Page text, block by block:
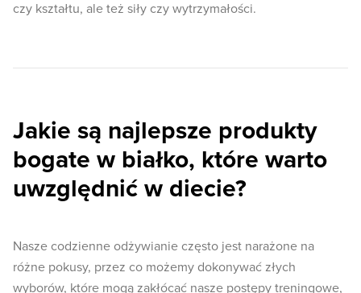
czy kształtu, ale też siły czy wytrzymałości.
Jakie są najlepsze produkty
bogate w białko, które warto
uwzględnić w diecie?
Nasze codzienne odżywianie często jest narażone na
różne pokusy, przez co możemy dokonywać złych
wyborów, które mogą zakłócać nasze postępy treningowe,